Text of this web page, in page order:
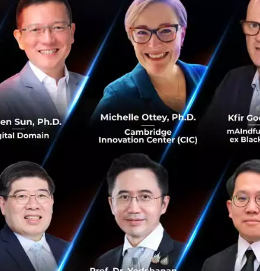
กลุ่ม “สต็อคทูมอร์โรว์” รุกตลาดนักลงทุนรุ่นใหม่
ทูมอร์โรว์ กรุ๊ป แตกบริษัทรับโอกาสธุรกิจ หวังขยายฐานเพิ่ม
บริการครบวงจร พร้อมตอกย้ำแนวคิดรูปแบบ Social
Enterprise ด้วยการสร้างและพัฒนาสังคมนักลงทุนคุณภาพ
ผ่านแพลตฟอร์ม 3 ธุรกิจใหม่เอ...
พฤษภาคม 25, 2016| By
Techsauce Team
0
News PR News You2morrow Prop2morrow Stock2morrow
2morrowgroup
"Lean Startup Machine" มาแล้วที่กรุงเทพฯ
Workshop 3 วัน ที่จัดมาแล้วทั่วโลก
Lean Startup Machine เป็น Workshop ที่ Eric Reis ให้
License ในการสอนด้วยวิธี “สร้าง-วัดผล-เรียนรู้” ซึ่งทำให้คุณ
สามารถประยุกต์ใช้กับธุรกิจ SME และโปรเจคในอนาคตของ